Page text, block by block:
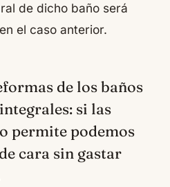
de dicho baño será
el caso anterior.
de los baños
si las
permite podemos
cara sin gastar